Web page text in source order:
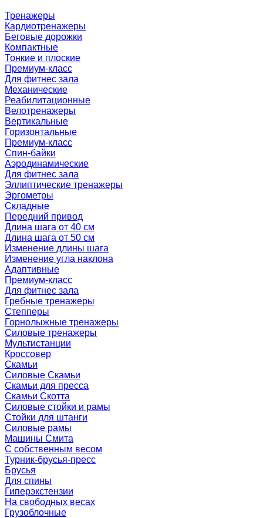
Тренажеры
Кардиотренажеры
Беговые дорожки
Компактные
Тонкие и плоские
Премиум-класс
Для фитнес зала
Механические
Реабилитационные
Велотренажеры
Вертикальные
Горизонтальные
Премиум-класс
Спин-байки
Аэродинамические
Для фитнес зала
Эллиптические тренажеры
Эргометры
Складные
Передний привод
Длина шага от 40 см
Длина шага от 50 см
Изменение длины шага
Изменение угла наклона
Адаптивные
Премиум-класс
Для фитнес зала
Гребные тренажеры
Степперы
Горнолыжные тренажеры
Силовые тренажеры
Мультистанции
Кроссовер
Скамьи
Силовые Скамьи
Скамьи для пресса
Скамьи Скотта
Силовые стойки и рамы
Стойки для штанги
Силовые рамы
Машины Смита
C собственным весом
Турник-брусья-пресс
Брусья
Для спины
Гиперэкстензии
На свободных весах
Грузоблочные